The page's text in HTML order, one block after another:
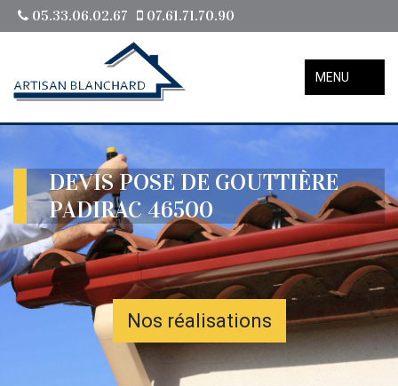
05.33.06.02.67 07.61.71.70.90
MENU
DEVIS POSE DE GOUTTIÈRE
PADIRAC 46500
Nos réalisations